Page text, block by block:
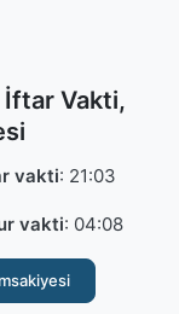
İftar Vakti,
vakti: 21:03
vakti: 04:08